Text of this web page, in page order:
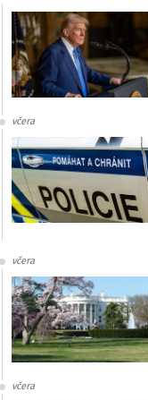
včera
včera
včera